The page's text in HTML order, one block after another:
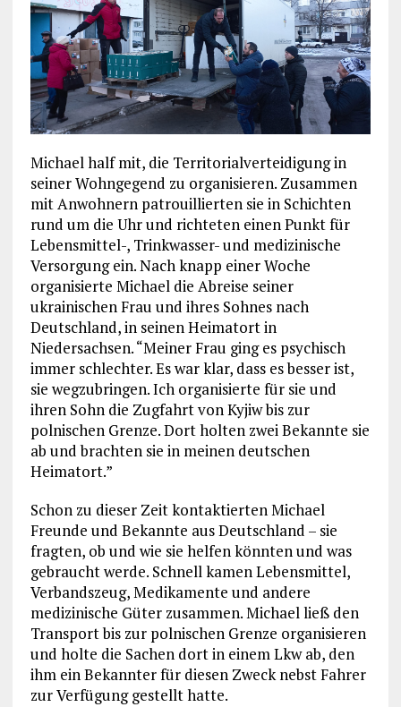
Michael half mit, die Territorialverteidigung in
seiner Wohngegend zu organisieren. Zusammen
mit Anwohnern patrouillierten sie in Schichten
rund um die Uhr und richteten einen Punkt für
Lebensmittel-, Trinkwasser- und medizinische
Versorgung ein. Nach knapp einer Woche
organisierte Michael die Abreise seiner
ukrainischen Frau und ihres Sohnes nach
Deutschland, in seinen Heimatort in
Niedersachsen. “Meiner Frau ging es psychisch
immer schlechter. Es war klar, dass es besser ist,
sie wegzubringen. Ich organisierte für sie und
ihren Sohn die Zugfahrt von Kyjiw bis zur
polnischen Grenze. Dort holten zwei Bekannte sie
ab und brachten sie in meinen deutschen
Heimatort.”
Schon zu dieser Zeit kontaktierten Michael
Freunde und Bekannte aus Deutschland – sie
fragten, ob und wie sie helfen könnten und was
gebraucht werde. Schnell kamen Lebensmittel,
Verbandszeug, Medikamente und andere
medizinische Güter zusammen. Michael ließ den
Transport bis zur polnischen Grenze organisieren
und holte die Sachen dort in einem Lkw ab, den
ihm ein Bekannter für diesen Zweck nebst Fahrer
zur Verfügung gestellt hatte.